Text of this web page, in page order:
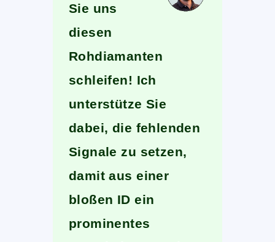
Sie uns
diesen
Rohdiamanten
schleifen! Ich
unterstütze Sie
dabei, die fehlenden
Signale zu setzen,
damit aus einer
bloßen ID ein
prominentes